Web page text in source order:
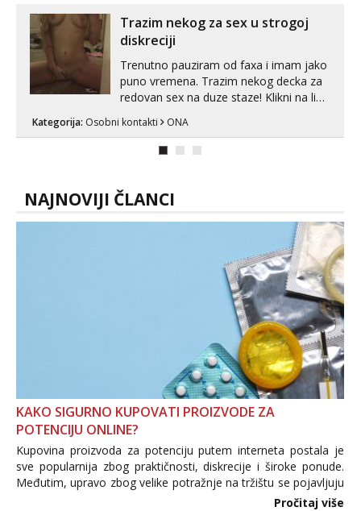
tijelu Iskljucivo neradim analni !!! I
neljubim se Wha...
Trazim nekog za sex u strogoj
diskreciji
Trenutno pauziram od faxa i imam jako
puno vremena. Trazim nekog decka za
redovan sex na duze staze! Klikni na link
Kategorija: Osobni kontakti ONA
NAJNOVIJI ČLANCI
KAKO SIGURNO KUPOVATI PROIZVODE ZA
POTENCIJU ONLINE?
Kupovina proizvoda za potenciju putem interneta postala je
sve popularnija zbog praktičnosti, diskrecije i široke ponude.
Međutim, upravo zbog velike potražnje na tržištu se pojavljuju
i brojni krivotvoreni proizvodi, nepouzdane internetske
Pročitaj više